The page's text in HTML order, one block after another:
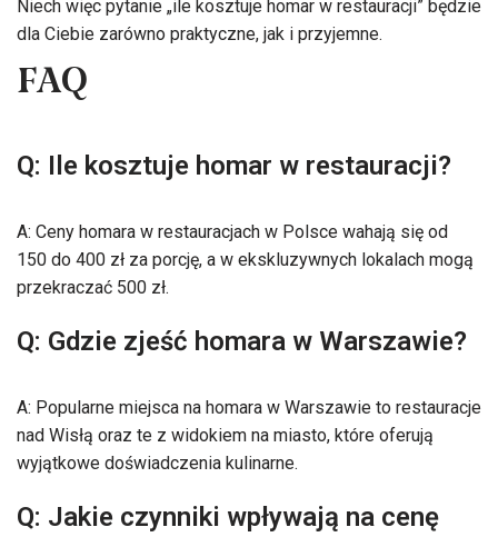
Niech więc pytanie „ile kosztuje homar w restauracji” będzie
dla Ciebie zarówno praktyczne, jak i przyjemne.
FAQ
Q: Ile kosztuje homar w restauracji?
A: Ceny homara w restauracjach w Polsce wahają się od
150 do 400 zł za porcję, a w ekskluzywnych lokalach mogą
przekraczać 500 zł.
Q: Gdzie zjeść homara w Warszawie?
A: Popularne miejsca na homara w Warszawie to restauracje
nad Wisłą oraz te z widokiem na miasto, które oferują
wyjątkowe doświadczenia kulinarne.
Q: Jakie czynniki wpływają na cenę